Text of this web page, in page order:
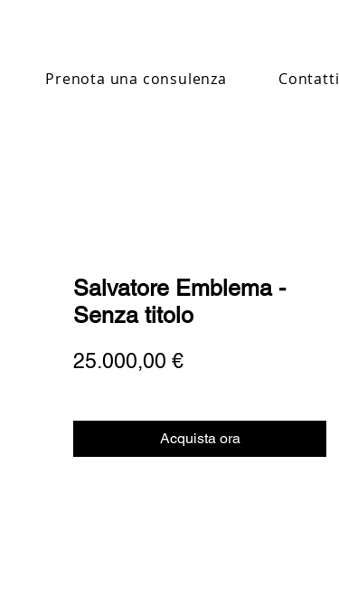
Prenota una consulenza Contatti
Salvatore Emblema -
Senza titolo
25.000,00 €Prezzo
Acquista ora